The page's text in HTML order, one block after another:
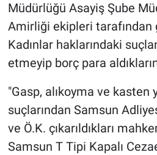
Müdürlüğü Asayiş Şube
Amirliği ekipleri tarafından
Kadınlar haklarındaki
etmeyip borç para
"Gasp, alıkoyma ve kasten
suçlarından Samsun
ve Ö.K. çıkarıldıkları
Samsun T Tipi Kapalı